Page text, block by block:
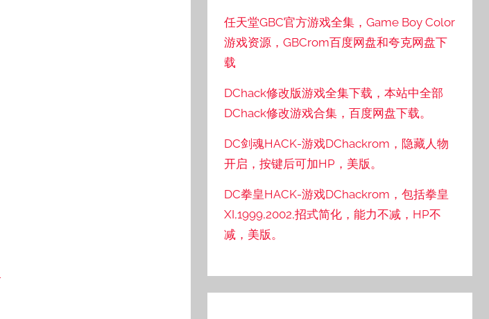
任天堂GBC官方游戏全集，Game Boy Color
游戏资源，GBCrom百度网盘和夸克网盘下
载
DChack修改版游戏全集下载，本站中全部
DChack修改游戏合集，百度网盘下载。
DC剑魂HACK-游戏DChackrom，隐藏人物
开启，按键后可加HP，美版。
DC拳皇HACK-游戏DChackrom，包括拳皇
XI,1999,2002,招式简化，能力不减，HP不
减，美版。